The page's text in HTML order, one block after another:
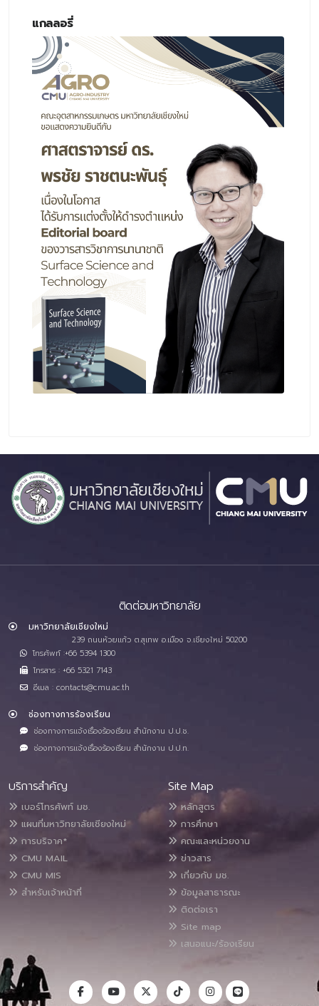
แกลลอรี่
ติดต่อมหาวิทยาลัย
มหาวิทยาลัยเชียงใหม่
239 ถนนห้วยแก้ว ต.สุเทพ อ.เมือง จ.เชียงใหม่ 50200
โทรศัพท์ :+66 5394 1300
โทรสาร : +66 5321 7143
อีเมล : contacts@cmu.ac.th
ช่องทางการร้องเรียน
ช่องทางการแจ้งเรื่องร้องเรียน สำนักงาน ป.ป.ช.
ช่องทางการแจ้งเรื่องร้องเรียน สำนักงาน ป.ป.ท.
บริการสำคัญ
เบอร์โทรศัพท์ มช.
แผนที่มหาวิทยาลัยเชียงใหม่
การบริจาค*
CMU MAIL
CMU MIS
สำหรับเจ้าหน้าที่
Site Map
หลักสูตร
การศึกษา
คณะและหน่วยงาน
ข่าวสาร
เกี่ยวกับ มช.
ข้อมูลสาธารณะ
ติดต่อเรา
Site map
เสนอแนะ/ร้องเรียน